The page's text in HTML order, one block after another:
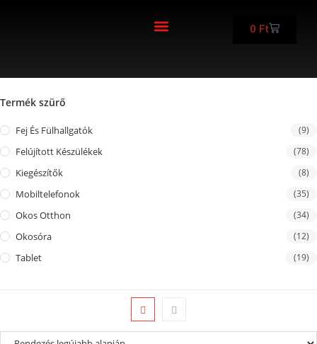
0 Ft
Termék szürő
Fej És Fülhallgatók (9)
Felújított Készülékek (78)
Kiegészítők (8)
Mobiltelefonok (35)
Okos Otthon (34)
Okosóra (12)
Tablet (19)